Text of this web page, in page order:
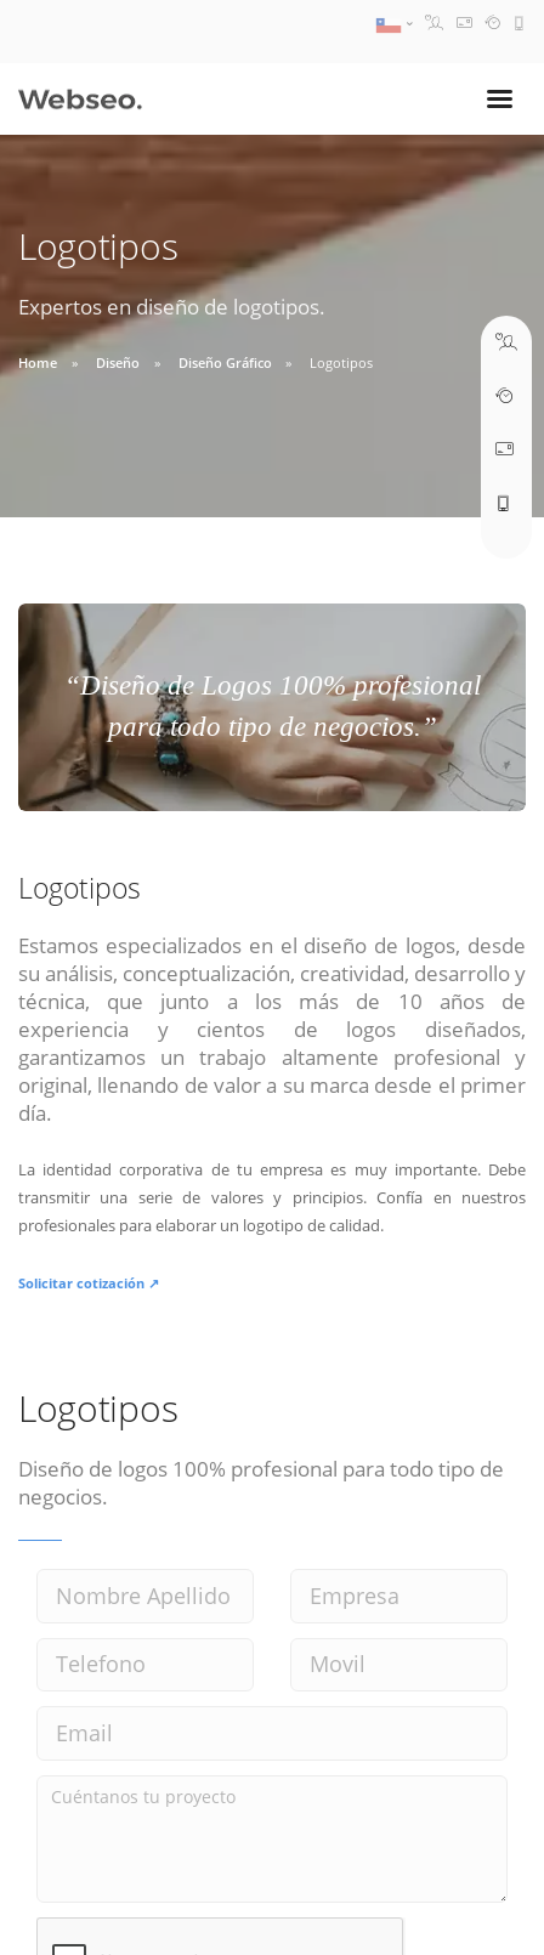
Logotipos
Expertos en diseño de logotipos.
Home Diseño Diseño Gráfico Logotipos
“Diseño de Logos 100% profesional
para todo tipo de negocios.”
Logotipos
Estamos especializados en el diseño de logos, desde
su análisis, conceptualización, creatividad, desarrollo y
técnica, que junto a los más de 10 años de
experiencia y cientos de logos diseñados,
garantizamos un trabajo altamente profesional y
original, llenando de valor a su marca desde el primer
día.
La identidad corporativa de tu empresa es muy importante. Debe
transmitir una serie de valores y principios. Confía en nuestros
profesionales para elaborar un logotipo de calidad.
Solicitar cotización ↗
Logotipos
Diseño de logos 100% profesional para todo tipo de
negocios.
09:30 AM A 18:30 PM
soporte@webseo.cl